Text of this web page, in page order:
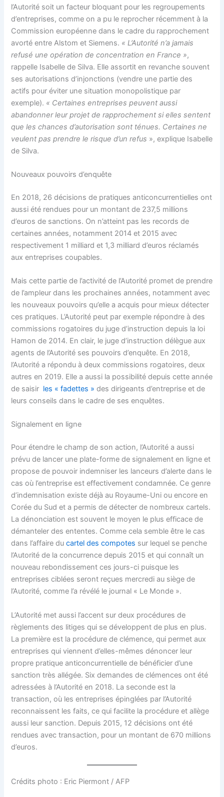
l’Autorité soit un facteur bloquant pour les regroupements
d’entreprises, comme on a pu le reprocher récemment à la
Commission européenne dans le cadre du rapprochement
avorté entre Alstom et Siemens. « L’Autorité n’a jamais
refusé une opération de concentration en France »,
rappelle Isabelle de Silva. Elle assortit en revanche souvent
ses autorisations d’injonctions (vendre une partie des
actifs pour éviter une situation monopolistique par
exemple). « Certaines entreprises peuvent aussi
abandonner leur projet de rapprochement si elles sentent
que les chances d’autorisation sont ténues. Certaines ne
veulent pas prendre le risque d’un refus », explique Isabelle
de Silva.
Nouveaux pouvoirs d’enquête
En 2018, 26 décisions de pratiques anticoncurrentielles ont
aussi été rendues pour un montant de 237,5 millions
d’euros de sanctions. On n’atteint pas les records de
certaines années, notamment 2014 et 2015 avec
respectivement 1 milliard et 1,3 milliard d’euros réclamés
aux entreprises coupables.
Mais cette partie de l’activité de l’Autorité promet de prendre
de l’ampleur dans les prochaines années, notamment avec
les nouveaux pouvoirs qu’elle a acquis pour mieux détecter
ces pratiques. L’Autorité peut par exemple répondre à des
commissions rogatoires du juge d’instruction depuis la loi
Hamon de 2014. En clair, le juge d’instruction délègue aux
agents de l’Autorité ses pouvoirs d’enquête. En 2018,
l’Autorité a répondu à deux commissions rogatoires, deux
autres en 2019. Elle a aussi la possibilité depuis cette année
de saisir les « fadettes » des dirigeants d’entreprise et de
leurs conseils dans le cadre de ses enquêtes.
Signalement en ligne
Pour étendre le champ de son action, l’Autorité a aussi
prévu de lancer une plate-forme de signalement en ligne et
propose de pouvoir indemniser les lanceurs d’alerte dans le
cas où l’entreprise est effectivement condamnée. Ce genre
d’indemnisation existe déjà au Royaume-Uni ou encore en
Corée du Sud et a permis de détecter de nombreux cartels.
La dénonciation est souvent le moyen le plus efficace de
démanteler des ententes. Comme cela semble être le cas
dans l’affaire ducartel des compotes sur lequel se penche
l’Autorité de la concurrence depuis 2015 et qui connaît un
nouveau rebondissement ces jours-ci puisque les
entreprises ciblées seront reçues mercredi au siège de
l’Autorité, comme l’a révélé le journal « Le Monde ».
L’Autorité met aussi l’accent sur deux procédures de
règlements des litiges qui se développent de plus en plus.
La première est la procédure de clémence, qui permet aux
entreprises qui viennent d’elles-mêmes dénoncer leur
propre pratique anticoncurrentielle de bénéficier d’une
sanction très allégée. Six demandes de clémences ont été
adressées à l’Autorité en 2018. La seconde est la
transaction, où les entreprises épinglées par l’Autorité
reconnaissent les faits, ce qui facilite la procédure et allège
aussi leur sanction. Depuis 2015, 12 décisions ont été
rendues avec transaction, pour un montant de 670 millions
d’euros.
Crédits photo : Eric Piermont / AFP